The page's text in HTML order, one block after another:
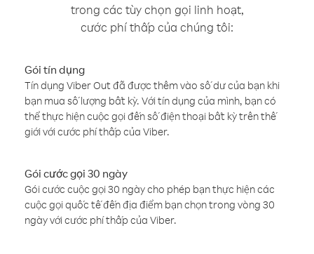
trong các tùy chọn gọi linh hoạt,
cước phí thấp của chúng tôi:
Gói tín dụng
Tín dụng Viber Out đã được thêm vào số dư của bạn khi
bạn mua số lượng bất kỳ. Với tín dụng của mình, bạn có
thể thực hiện cuộc gọi đến số điện thoại bất kỳ trên thế
giới với cước phí thấp của Viber.
Gói cước gọi 30 ngày
Gói cước cuộc gọi 30 ngày cho phép bạn thực hiện các
cuộc gọi quốc tế đến địa điểm bạn chọn trong vòng 30
ngày với cước phí thấp của Viber.